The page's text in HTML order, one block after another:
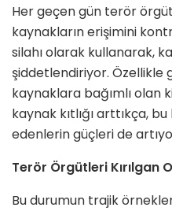
Her geçen gün terör
kaynakların erişimini
silahı olarak kullanarak,
şiddetlendiriyor. Özellikle
kaynaklara bağımlı olan
kaynak kıtlığı arttıkça,
edenlerin güçleri de
Terör Örgütleri Kırılgan
Bu durumun trajik